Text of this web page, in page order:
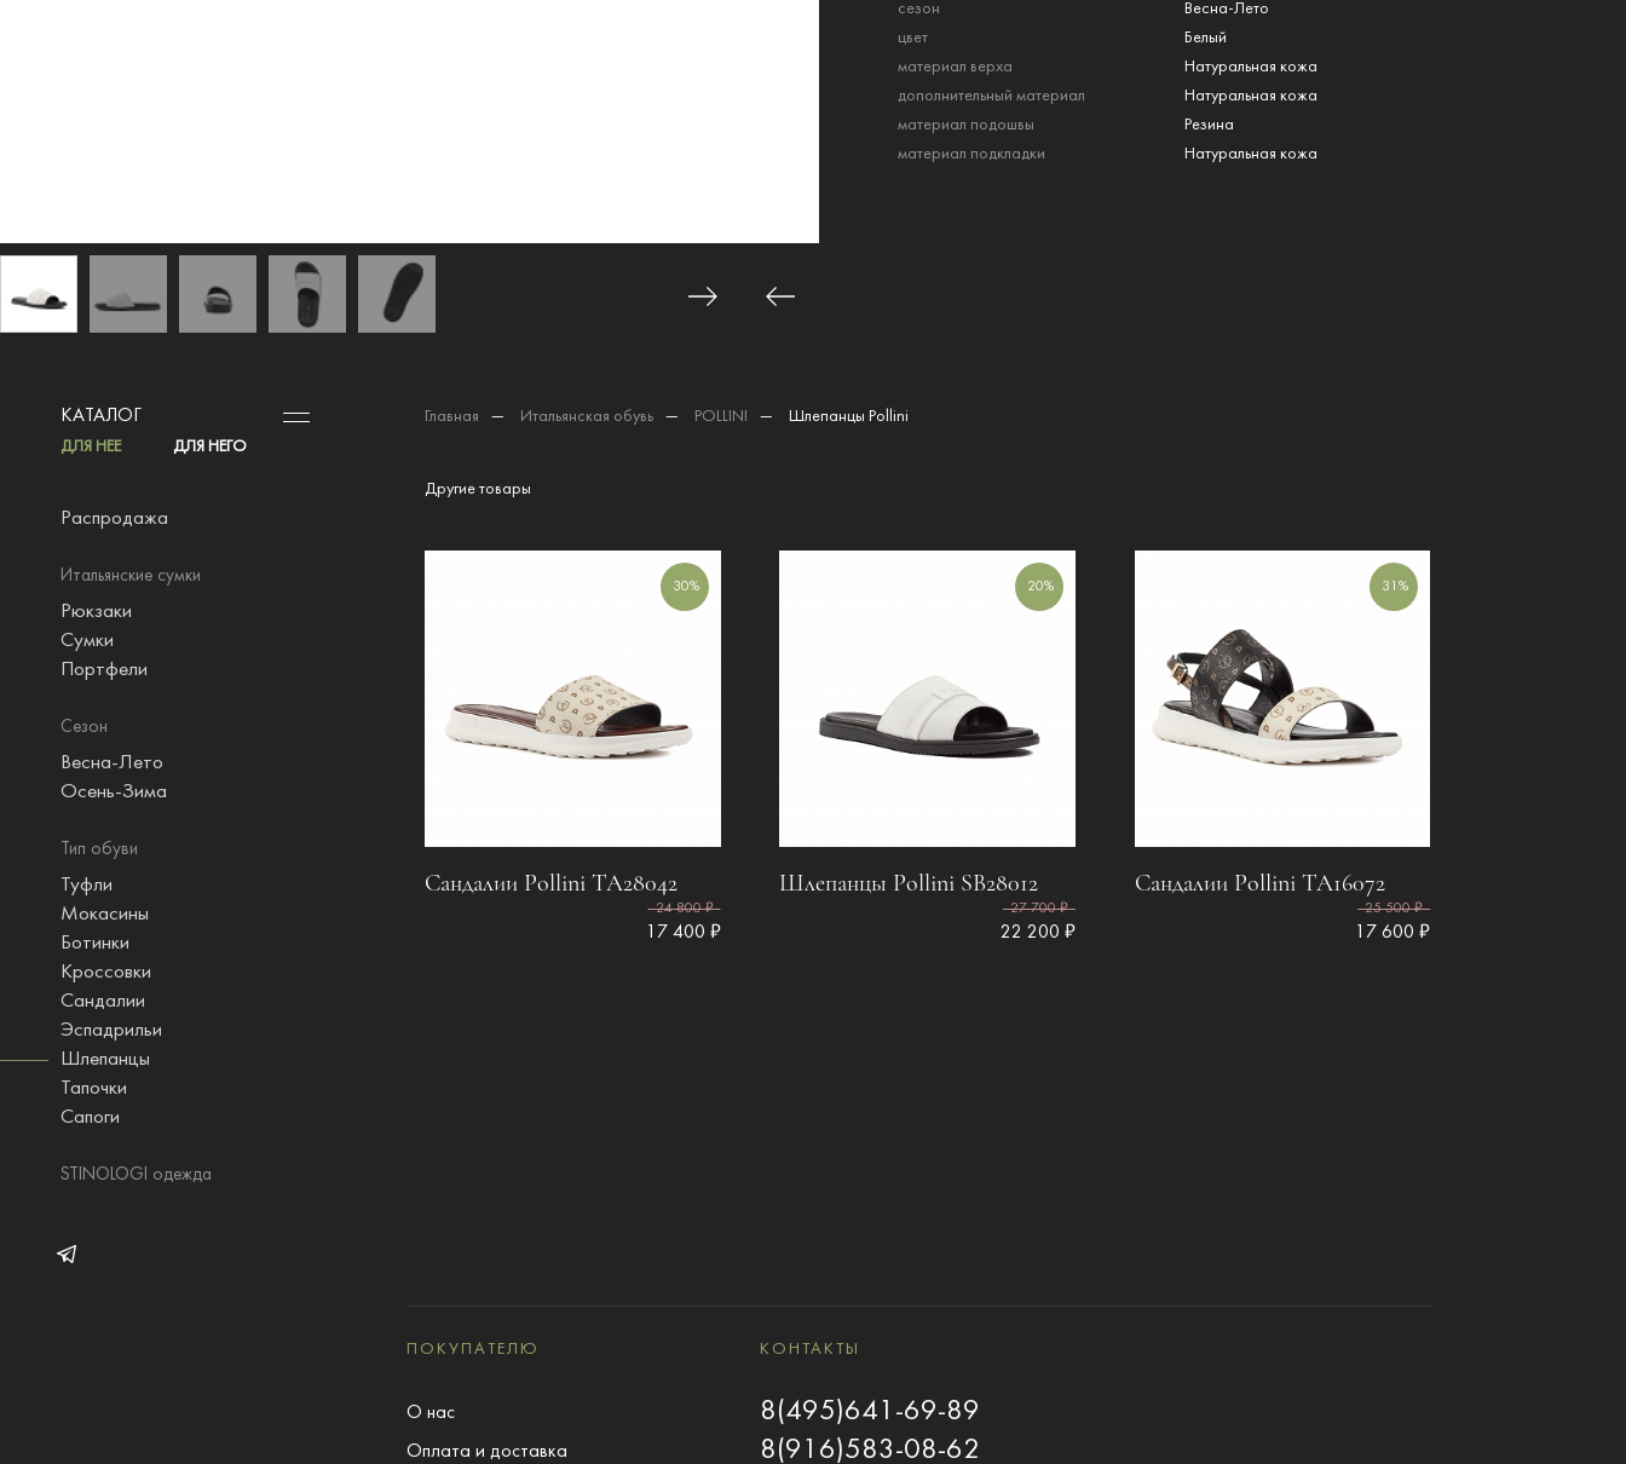
сезон
Весна-Лето
цвет
Белый
материал верха
Натуральная кожа
дополнительный материал
Натуральная кожа
материал подошвы
Резина
материал подкладки
Натуральная кожа
КАТАЛОГ
ДЛЯ НЕЕ ДЛЯ НЕГО
Распродажа
Итальянские сумки
Рюкзаки
Сумки
Портфели
Сезон
Весна-Лето
Осень-Зима
Тип обуви
Туфли
Мокасины
Ботинки
Кроссовки
Сандалии
Эспадрильи
Шлепанцы
Тапочки
Сапоги
STINOLOGI одежда
Главная — Итальянская обувь — POLLINI — Шлепанцы Pollini
Другие товары
30%
Сандалии Pollini ТА28042
24 800 ₽
17 400 ₽
20%
Шлепанцы Pollini SB28012
27 700 ₽
22 200 ₽
31%
Сандалии Pollini TA16072
25 500 ₽
17 600 ₽
ПОКУПАТЕЛЮ
О нас
Оплата и доставка
КОНТАКТЫ
8(495)641-69-89
8(916)583-08-62